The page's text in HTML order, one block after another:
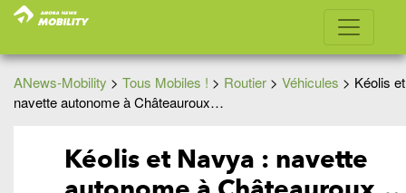
ANews-Mobility > Tous Mobiles ! > Routier > Véhicules > Kéolis
navette autonome à Châteauroux…
Kéolis et Navya : navette